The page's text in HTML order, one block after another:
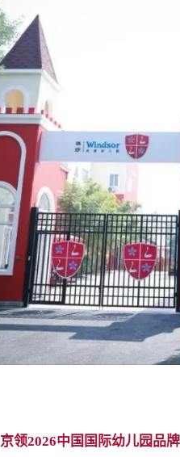
京领2026中国国际幼儿园品